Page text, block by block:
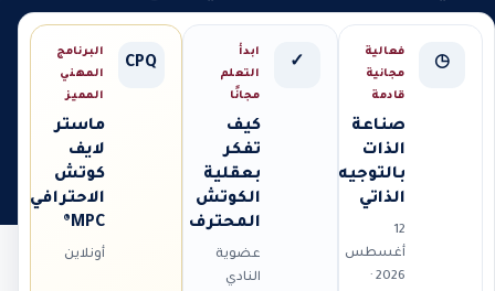
◷
فعالية
مجانية
قادمة
صناعة
الذات
بالتوجيه
الذاتي
12
أغسطس
2026 ·
✓
ابدأ
التعلم
مجانًا
كيف
تفكر
بعقلية
الكوتش
المحترف
عضوية
النادي
CPQ
البرنامج
المهني
المميز
ماستر
لايف
كوتش
الاحترافي
MPC®
أونلاين